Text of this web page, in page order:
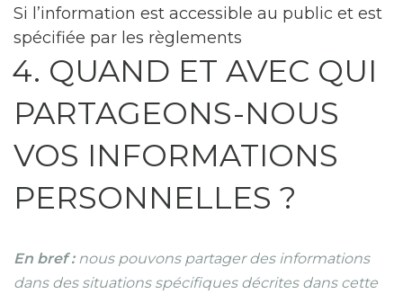
Si l’information est accessible au public et est
spécifiée par les règlements
4. QUAND ET AVEC QUI
PARTAGEONS-NOUS
VOS INFORMATIONS
PERSONNELLES ?
En bref : nous pouvons partager des informations
dans des situations spécifiques décrites dans cette